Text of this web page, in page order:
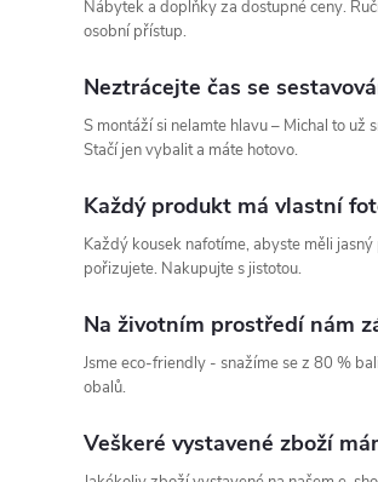
Nábytek a doplňky za dostupné ceny.
osobní přístup.
Neztrácejte čas se
S montáží si nelamte hlavu – Michal to už
Stačí jen vybalit a máte hotovo.
Každý produkt má vlastní
Každý kousek nafotíme, abyste měli jasný
pořizujete. Nakupujte s jistotou.
Na životním prostředí nám
Jsme eco-friendly - snažíme se z 80 %
obalů.
Veškeré vystavené zboží